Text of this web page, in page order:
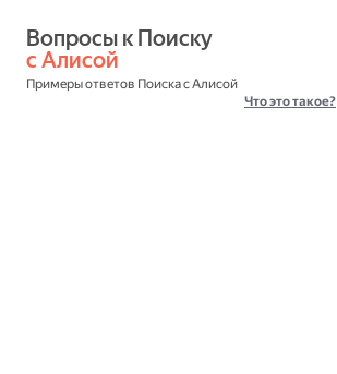
с Алисой
Примеры ответов Поиска с Алисой
Что это такое?